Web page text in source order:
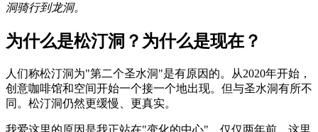
洞骑行到龙洞。
为什么是松汀洞？为什么是现在？
人们称松汀洞为"第二个圣水洞"是有原因的。从2020年开始，
创意咖啡馆和空间开始一个接一个地出现。但与圣水洞有所不
同。松汀洞仍然更缓慢、更真实。
我爱这里的原因是我正站在"变化的中心"。仅仅两年前，这里